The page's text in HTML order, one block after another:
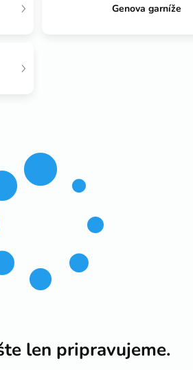
Genova garníže
len pripravujeme.